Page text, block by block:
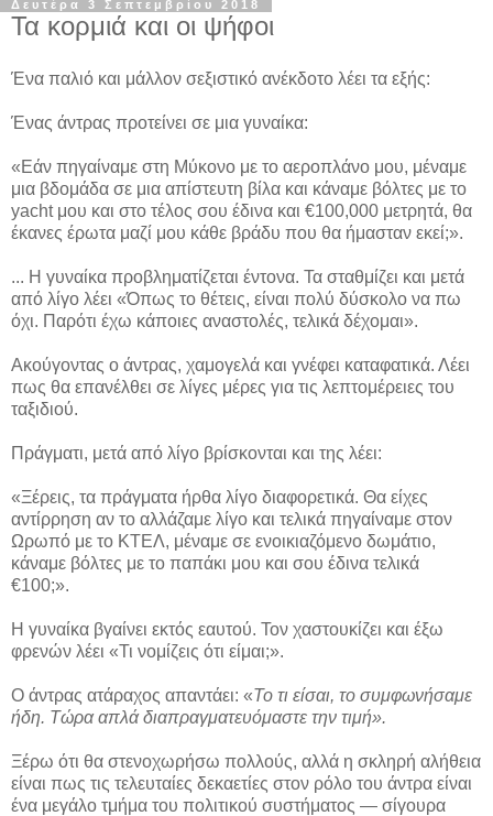
Δευτέρα 3 Σεπτεμβρίου 2018
Τα κορμιά και οι ψήφοι
Ένα παλιό και μάλλον σεξιστικό ανέκδοτο λέει τα εξής:
Ένας άντρας προτείνει σε μια γυναίκα:
«Εάν πηγαίναμε στη Μύκονο με το αεροπλάνο μου, μέναμε
μια βδομάδα σε μια απίστευτη βίλα και κάναμε βόλτες με το
yacht μου και στο τέλος σου έδινα και €100,000 μετρητά, θα
έκανες έρωτα μαζί μου κάθε βράδυ που θα ήμασταν εκεί;».
... Η γυναίκα προβληματίζεται έντονα. Τα σταθμίζει και μετά
από λίγο λέει «Όπως το θέτεις, είναι πολύ δύσκολο να πω
όχι. Παρότι έχω κάποιες αναστολές, τελικά δέχομαι».
Ακούγοντας ο άντρας, χαμογελά και γνέφει καταφατικά. Λέει
πως θα επανέλθει σε λίγες μέρες για τις λεπτομέρειες του
ταξιδιού.
Πράγματι, μετά από λίγο βρίσκονται και της λέει:
«Ξέρεις, τα πράγματα ήρθα λίγο διαφορετικά. Θα είχες
αντίρρηση αν το αλλάζαμε λίγο και τελικά πηγαίναμε στον
Ωρωπό με το ΚΤΕΛ, μέναμε σε ενοικιαζόμενο δωμάτιο,
κάναμε βόλτες με το παπάκι μου και σου έδινα τελικά
€100;».
Η γυναίκα βγαίνει εκτός εαυτού. Τον χαστουκίζει και έξω
φρενών λέει «Τι νομίζεις ότι είμαι;».
Ο άντρας ατάραχος απαντάει: «Το τι είσαι, το συμφωνήσαμε
ήδη. Τώρα απλά διαπραγματευόμαστε την τιμή».
Ξέρω ότι θα στενοχωρήσω πολλούς, αλλά η σκληρή αλήθεια
είναι πως τις τελευταίες δεκαετίες στον ρόλο του άντρα είναι
ένα μεγάλο τμήμα του πολιτικού συστήματος — σίγουρα